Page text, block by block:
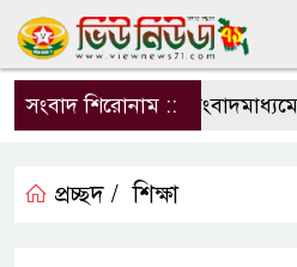
সংবাদ শিরোনাম ::সংবাদমাধ্যমের
প্রচ্ছদ / শিক্ষা